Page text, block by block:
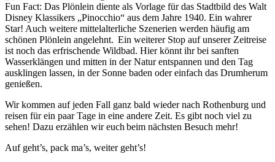
Fun Fact: Das Plönlein diente als Vorlage für das Stadtbild des Walt
Disney Klassikers „Pinocchio“ aus dem Jahre 1940. Ein wahrer
Star! Auch weitere mittelalterliche Szenerien werden häufig am
schönen Plönlein angelehnt. Ein weiterer Stop auf unserer Zeitreise
ist noch das erfrischende Wildbad. Hier könnt ihr bei sanften
Wasserklängen und mitten in der Natur entspannen und den Tag
ausklingen lassen, in der Sonne baden oder einfach das Drumherum
genießen.
Wir kommen auf jeden Fall ganz bald wieder nach Rothenburg und
reisen für ein paar Tage in eine andere Zeit. Es gibt noch viel zu
sehen! Dazu erzählen wir euch beim nächsten Besuch mehr!
Auf geht’s, pack ma’s, weiter geht’s!